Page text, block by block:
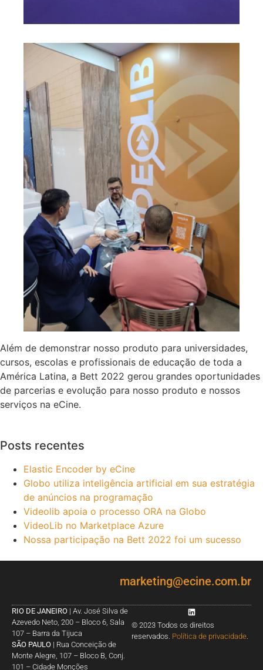
Além de demonstrar nosso produto para universidades,
cursos, escolas e profissionais de educação de toda a
América Latina, a Bett 2022 gerou grandes oportunidades
de parcerias e evolução para nosso produto e nossos
serviços na eCine.
Posts recentes
Elastic Encoder by eCine
Globo utiliza inteligência artificial em sua estratégia
de anúncios na programação
Videolib apoia o processo ORA na Globo
VideoLib no Marketplace Azure
Nossa participação na Bett 2022 foi um sucesso
marketing@ecine.com.br
RIO DE JANEIRO | Av. José Silva de
Azevedo Neto, 200 – Bloco 6, Sala
107 – Barra da Tijuca
SÃO PAULO | Rua Conceição de
Monte Alegre, 107 – Bloco B, Conj.
101 – Cidade Monções
© 2023 Todos os direitos
reservados. Política de privacidade.